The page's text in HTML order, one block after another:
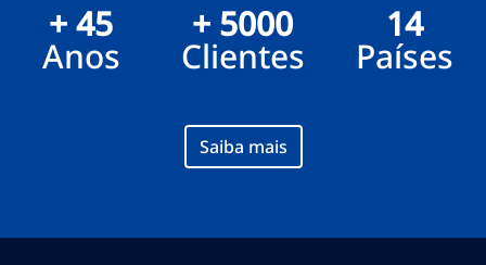
+ 45
Anos
+ 5000
Clientes
14
Países
Saiba mais